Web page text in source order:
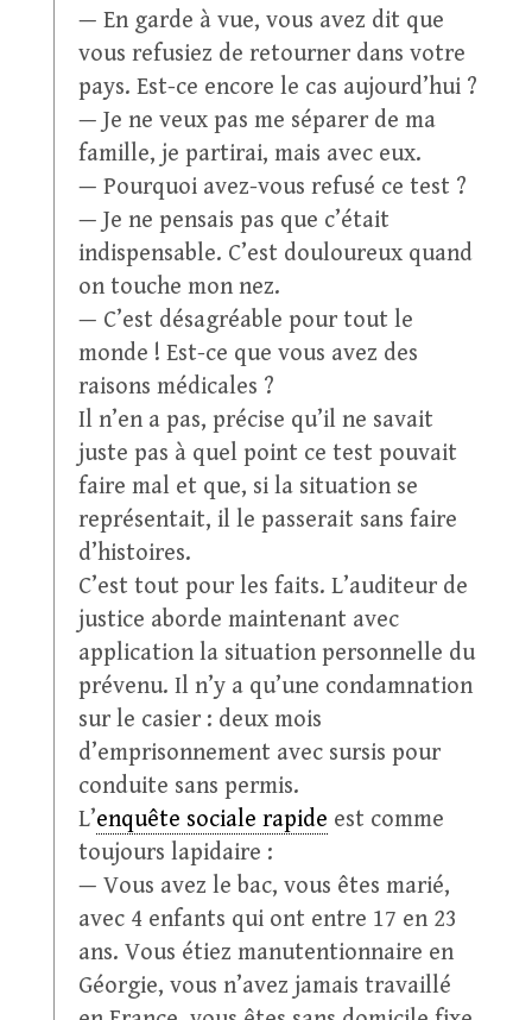
— En garde à vue, vous avez dit que
vous refusiez de retourner dans votre
pays. Est-ce encore le cas aujourd’hui ?
— Je ne veux pas me séparer de ma
famille, je partirai, mais avec eux.
— Pourquoi avez-vous refusé ce test ?
— Je ne pensais pas que c’était
indispensable. C’est douloureux quand
on touche mon nez.
— C’est désagréable pour tout le
monde ! Est-ce que vous avez des
raisons médicales ?
Il n’en a pas, précise qu’il ne savait
juste pas à quel point ce test pouvait
faire mal et que, si la situation se
représentait, il le passerait sans faire
d’histoires.
C’est tout pour les faits. L’auditeur de
justice aborde maintenant avec
application la situation personnelle du
prévenu. Il n’y a qu’une condamnation
sur le casier : deux mois
d’emprisonnement avec sursis pour
conduite sans permis.
L’enquête sociale rapide est comme
toujours lapidaire :
— Vous avez le bac, vous êtes marié,
avec 4 enfants qui ont entre 17 en 23
ans. Vous étiez manutentionnaire en
Géorgie, vous n’avez jamais travaillé